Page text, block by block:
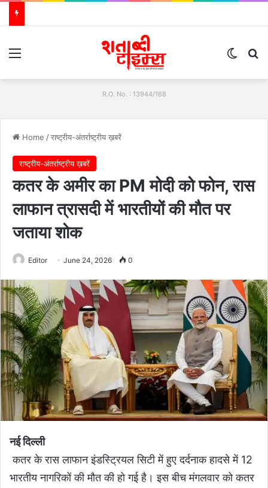
R.O. No. : 13944/168
Home /राष्ट्रीय-अंतर्राष्ट्रीय ख़बरें
राष्ट्रीय-अंतर्राष्ट्रीय ख़बरें
कतर के अमीर का PM मोदी को फोन, रास
लाफान त्रासदी में भारतीयों की मौत पर
जताया शोक
Editor June 24, 2026 0
नई दिल्ली
कतर के रास लाफान इंडस्ट्रियल सिटी में हुए दर्दनाक हादसे में 12
भारतीय नागरिकों की मौत की हो गई है। इस बीच मंगलवार को कतर